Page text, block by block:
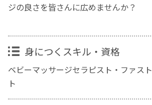
ジの良さを皆さんに広めませんか？
身につくスキル・資格
ベビーマッサージセラピスト・ファス
ト